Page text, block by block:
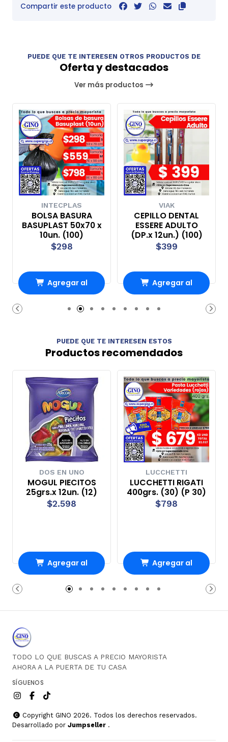
Compartir este producto
PUEDE QUE TE INTERESEN OTROS PRODUCTOS DE
Oferta y destacados
Ver más productos
INTECPLAS
BOLSA BASURA
BASUPLAST 50x70 x
10un. (100)
$298
Agregar al
Carro
VIAK
CEPILLO DENTAL
ESSERE ADULTO
(DP.x 12un.) (100)
$399
Agregar al
Carro
PUEDE QUE TE INTERESEN ESTOS
Productos recomendados
DOS EN UNO
MOGUL PIECITOS
25grs.x 12un. (12)
$2.598
Agregar al
Carro
LUCCHETTI
LUCCHETTI RIGATI
400grs. (30) (P 30)
$798
Agregar al
Carro
TODO LO QUE BUSCAS A PRECIO MAYORISTA
AHORA A LA PUERTA DE TU CASA
SÍGUENOS
Copyright GINO 2026. Todos los derechos reservados.
Desarrollado por Jumpseller .